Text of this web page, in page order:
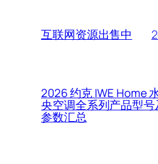
互联网资源出售中
2026 约克 IWE Home
央空调全系列产品型
参数汇总